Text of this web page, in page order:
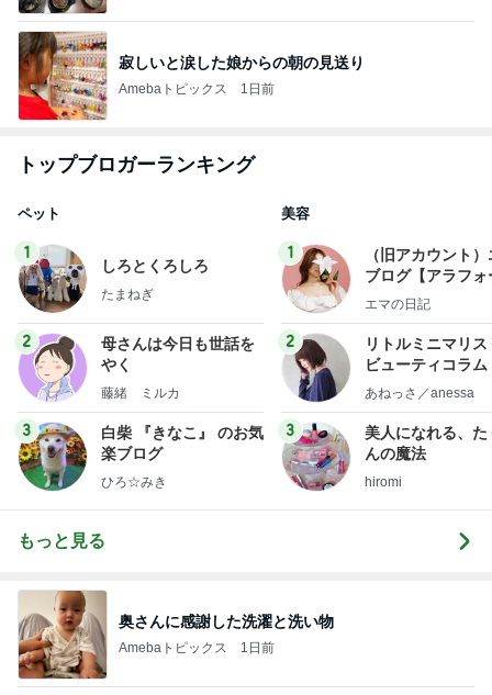
寂しいと涙した娘からの朝の見送り
Amebaトピックス 1日前
トップブロガーランキング
ペット
1
しろとくろしろ
たまねぎ
2
母さんは今日も世話を
やく
藤緒 ミルカ
3
白柴 『きなこ』 のお気
楽ブログ
ひろ☆みき
美容
1
（旧アカウント
ブログ【アラフォ
社売却セカンドラ
エマの日記
2
リトルミニマリス
ビューティコラ
little
あねっさ／anessa
3
美人になれる、た
んの魔法
hiromi
もっと見る
奥さんに感謝した洗濯と洗い物
Amebaトピックス 1日前